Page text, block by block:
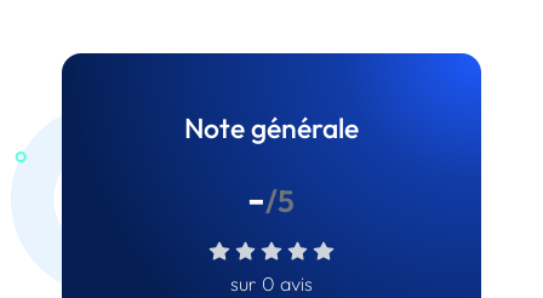
Note générale
-/5
sur 0 avis